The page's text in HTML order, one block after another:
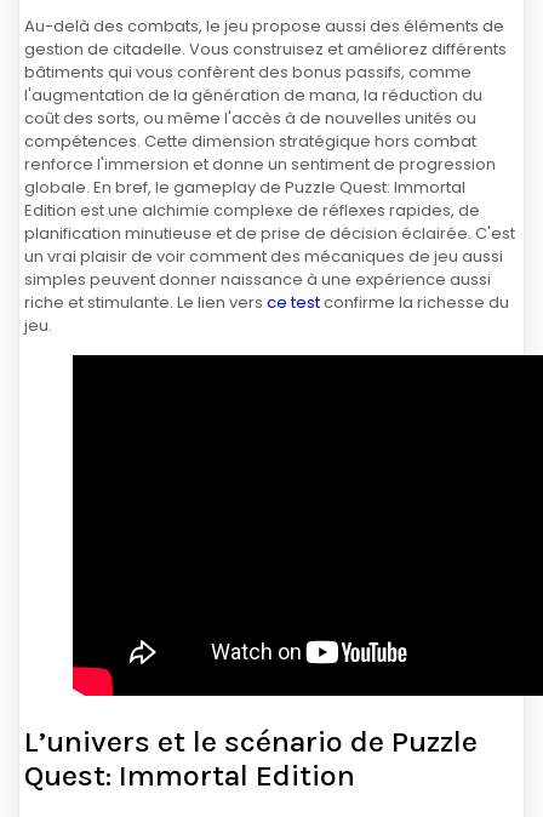
Au-delà des combats, le jeu propose aussi des éléments de
gestion de citadelle. Vous construisez et améliorez différents
bâtiments qui vous confèrent des bonus passifs, comme
l'augmentation de la génération de mana, la réduction du
coût des sorts, ou même l'accès à de nouvelles unités ou
compétences. Cette dimension stratégique hors combat
renforce l'immersion et donne un sentiment de progression
globale. En bref, le gameplay de Puzzle Quest: Immortal
Edition est une alchimie complexe de réflexes rapides, de
planification minutieuse et de prise de décision éclairée. C'est
un vrai plaisir de voir comment des mécaniques de jeu aussi
simples peuvent donner naissance à une expérience aussi
riche et stimulante. Le lien vers ce testconfirme la richesse du
jeu.
L’univers et le scénario de Puzzle
Quest: Immortal Edition